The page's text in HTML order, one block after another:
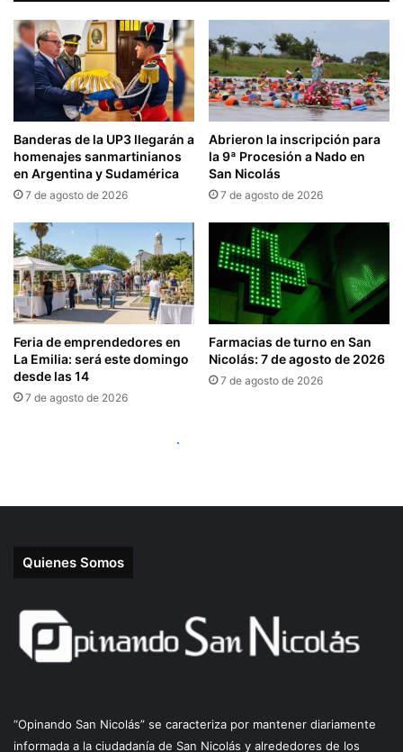
Quienes Somos
“Opinando San Nicolás” se caracteriza por mantener diariamente
informada a la ciudadanía de San Nicolás y alrededores de los